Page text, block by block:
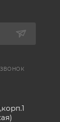
ЗВОНОК